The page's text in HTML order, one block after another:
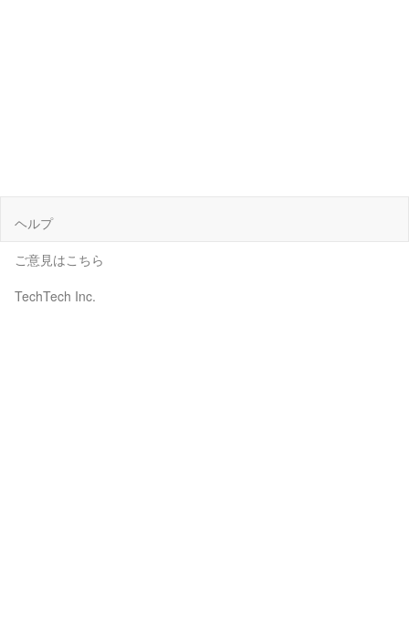
ヘルプ
ご意見はこちら
TechTech Inc.